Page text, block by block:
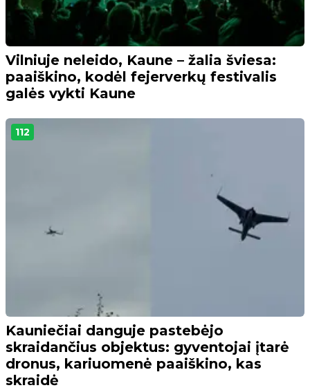
Vilniuje neleido, Kaune – žalia šviesa:
paaiškino, kodėl fejerverkų festivalis
galės vykti Kaune
112
Kauniečiai danguje pastebėjo
skraidančius objektus: gyventojai įtarė
dronus, kariuomenė paaiškino, kas
skraidė